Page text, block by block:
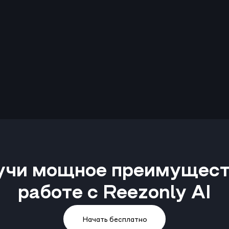
мощное
работе с Reezonly AI
Начать бесплатно